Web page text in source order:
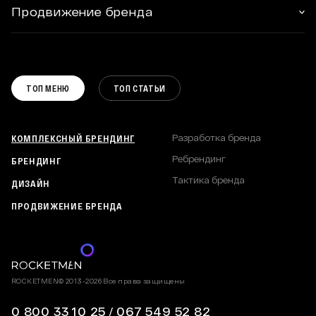
КОНТАКТЫ
СТАТЬИ
ВАКАНСИИ
ПОЛИТИКА КОНФИДЕНЦИАЛЬНОСТИ
ТАКТИКА БРЕНДА
Продвижение бренда
КОММУНИКАЦИОННАЯ СТРАТЕГИЯ
ТОП МЕНЮ ТОП СТАТЬИ
КОМПЛЕКСНЫЙ БРЕНДИНГ
БРЕНДИНГ
ДИЗАЙН
ПРОДВИЖЕНИЕ БРЕНДА
Разработка бренда
Ребрендинг
Тактика бренда
ROCKETMEN© 2013-2026 Все права защищены
0 800 33 10 25 / 067 549 52 82